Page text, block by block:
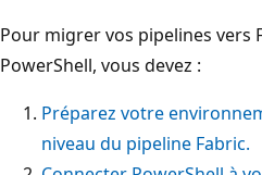
Pour migrer vos pipelines vers
PowerShell, vous devez :
Préparez votre
niveau du pipeline Fabric.